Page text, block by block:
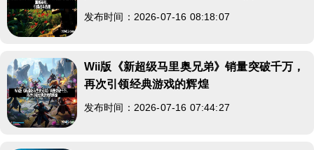
发布时间：2026-07-16 08:18:07
Wii版《新超级马里奥兄弟》销量突破千万，
再次引领经典游戏的辉煌
发布时间：2026-07-16 07:44:27